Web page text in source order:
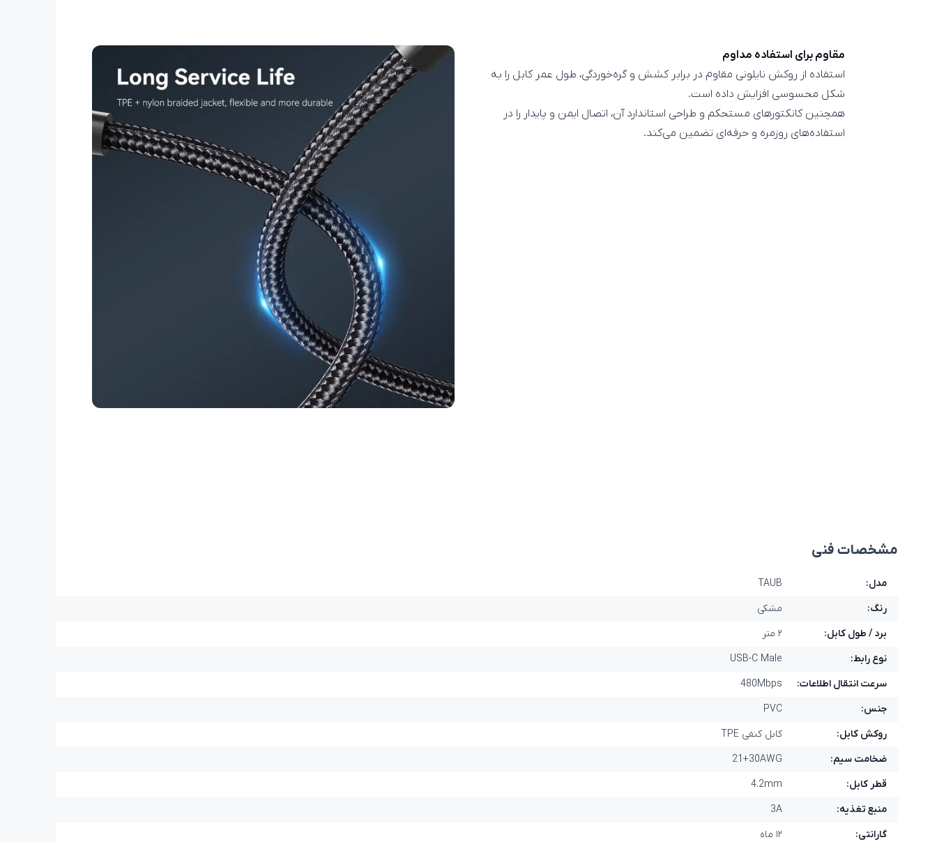
مقاوم برای استفاده مداوم
استفاده از روکش نایلونی مقاوم در برابر کشش و گره‌خوردگی، طول عمر کابل را به
شکل محسوسی افزایش داده است.
همچنین کانکتورهای مستحکم و طراحی استاندارد آن، اتصال ایمن و پایدار را در
استفاده‌های روزمره و حرفه‌ای تضمین می‌کند.
مشخصات فنی
مدل:
TAUB
رنگ:
مشکی
برد / طول کابل:
۲ متر
نوع رابط:
USB-C Male
سرعت انتقال اطلاعات:
480Mbps
جنس:
PVC
روکش کابل:
کابل کنفی TPE
ضخامت سیم:
21+30AWG
قطر کابل:
4.2mm
منبع تغذیه:
3A
گارانتی:
۱۲ ماه